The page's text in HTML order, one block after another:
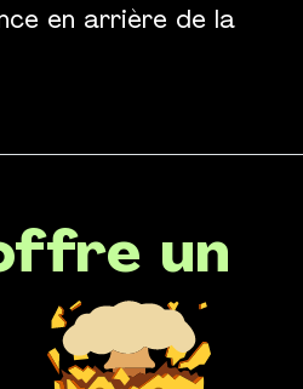
en arrière de la
un